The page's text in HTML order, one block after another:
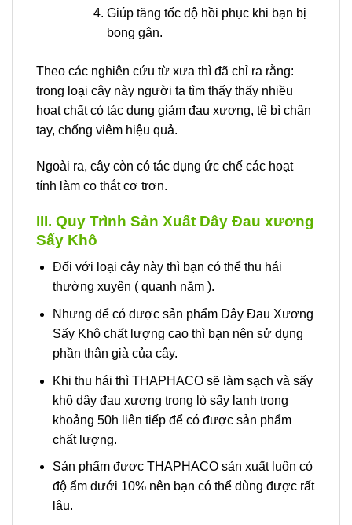
Giúp tăng tốc độ hồi phục khi bạn bị
bong gân.
Theo các nghiên cứu từ xưa thì đã chỉ ra rằng:
trong loại cây này người ta tìm thấy thấy nhiều
hoạt chất có tác dụng giảm đau xương, tê bì chân
tay, chống viêm hiệu quả.
Ngoài ra, cây còn có tác dụng ức chế các hoạt
tính làm co thắt cơ trơn.
III. Quy Trình Sản Xuất Dây Đau xương
Sấy Khô
Đối với loại cây này thì bạn có thể thu hái
thường xuyên ( quanh năm ).
Nhưng để có được sản phẩm Dây Đau Xương
Sấy Khô chất lượng cao thì bạn nên sử dụng
phần thân già của cây.
Khi thu hái thì THAPHACO sẽ làm sạch và sấy
khô dây đau xương trong lò sấy lạnh trong
khoảng 50h liên tiếp để có được sản phẩm
chất lượng.
Sản phẩm được THAPHACO sản xuất luôn có
độ ẩm dưới 10% nên bạn có thể dùng được rất
lâu.